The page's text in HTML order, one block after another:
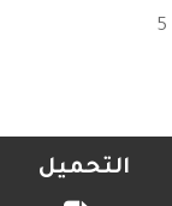
5
التحميل